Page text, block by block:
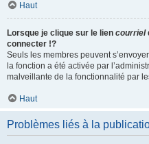
Haut
Lorsque je clique sur le lien courriel
connecter !?
Seuls les membres peuvent
la fonction a été activée par
malveillante de la fonctionnalité par
Haut
Problèmes liés à la